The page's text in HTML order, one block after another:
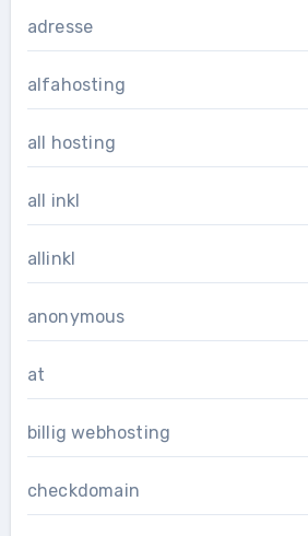
adresse
alfahosting
all hosting
all inkl
allinkl
anonymous
at
billig webhosting
checkdomain